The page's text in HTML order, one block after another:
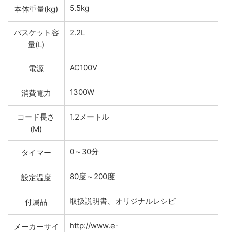
本体重量(kg) 5.5kg
バスケット容
量(L)
2.2L
電源 AC100V
消費電力 1300W
コード長さ
(M)
1.2メートル
タイマー 0～30分
設定温度 80度～200度
付属品 取扱説明書、オリジナルレシピ
メーカーサイ
http://www.e-